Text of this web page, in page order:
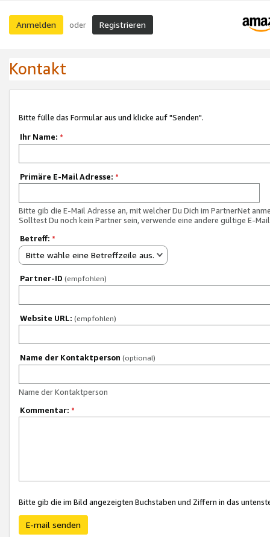
Anmelden oder Registrieren
Kontakt
Bitte fülle das Formular aus und klicke auf "Senden".
Ihr Name: *
Primäre E-Mail Adresse: *
Bitte gib die E-Mail Adresse an, mit welcher Du Dich im PartnerNet
Solltest Du noch kein Partner sein, verwende eine andere gültige E-
Betreff: *
Bitte wähle eine Betreffzeile aus.
Partner-ID (empfohlen)
Website URL: (empfohlen)
Name der Kontaktperson (optional)
Name der Kontaktperson
Kommentar: *
Bitte gib die im Bild angezeigten Buchstaben und Ziffern in das
E-mail senden